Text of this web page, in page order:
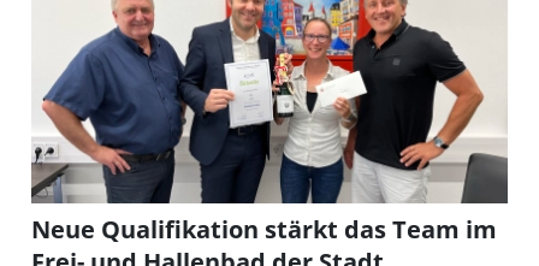
Neue Qualifikation stärkt das Team im